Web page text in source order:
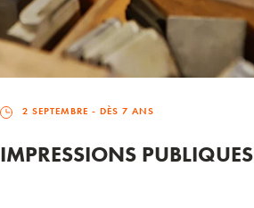
2 SEPTEMBRE - DÈS 7 ANS
IMPRESSIONS PUBLIQUES